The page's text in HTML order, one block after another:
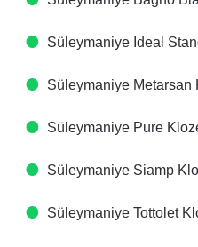
Süleymaniye Ideal
Süleymaniye Metarsan
Süleymaniye Pure
Süleymaniye Siamp
Süleymaniye Tottolet